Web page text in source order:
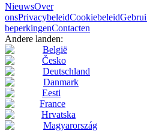
NieuwsOver
onsPrivacybeleidCookiebeleid
beperkingenContacten
Andere landen:
België
Česko
Deutschland
Danmark
Eesti
France
Hrvatska
Magyarország